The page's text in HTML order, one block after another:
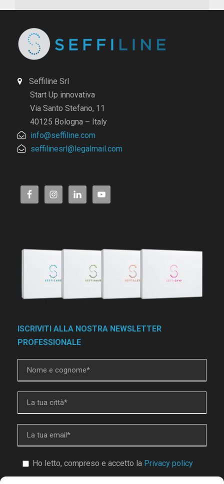
Seffiline Srl
Start Up innovativa
Via Santo Stefano, 11
40125 Bologna – Italy
info@seffiline.com
seffilinesrl@legalmail.com
ISCRIVITI ALLA NOSTRA NEWSLETTER
PROFESSIONALE
Ho letto, compreso e accetto la Privacy policy